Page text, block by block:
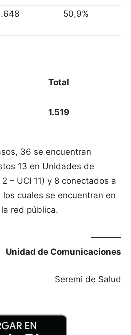
50,9%
Total
1.519
36 se encuentran
13 en Unidades de
– UCI 11) y 8 conectados a
cuales se encuentran en
red pública.
—–——
Unidad de Comunicaciones
Seremi de Salud